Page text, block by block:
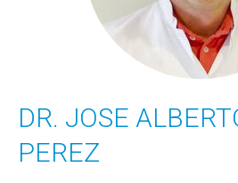
DR. JOSE
PEREZ